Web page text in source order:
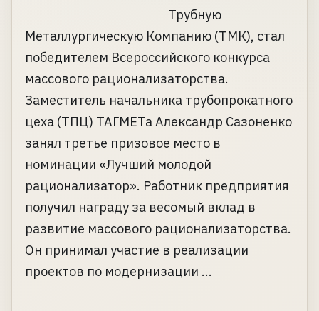
Трубную
Металлургическую Компанию (ТМК), стал
победителем Всероссийского конкурса
массового рационализаторства.
Заместитель начальника трубопрокатного
цеха (ТПЦ) ТАГМЕТа Александр Сазоненко
занял третье призовое место в
номинации «Лучший молодой
рационализатор». Работник предприятия
получил награду за весомый вклад в
развитие массового рационализаторства.
Он принимал участие в реализации
проектов по модернизации ...